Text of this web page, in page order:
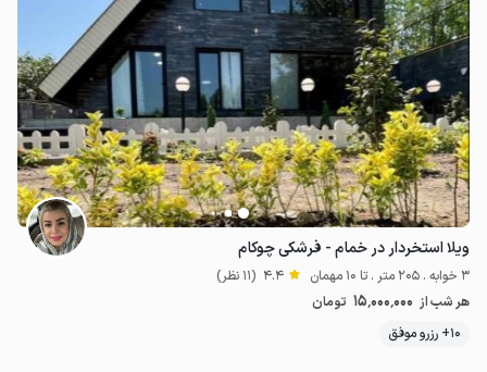
ویلا استخردار در خمام - فرشکی چوکام
3 خوابه . 205 متر . تا 10 مهمان 4.4 (11 نظر)
هر شب از 15٬000٬000 تومان
10+ رزرو موفق